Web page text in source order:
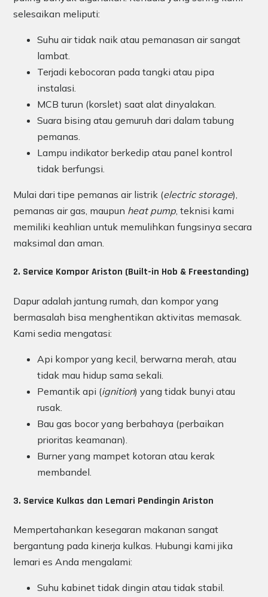
selesaikan meliputi:
Suhu air tidak naik atau pemanasan air sangat
lambat.
Terjadi kebocoran pada tangki atau pipa
instalasi.
MCB turun (korslet) saat alat dinyalakan.
Suara bising atau gemuruh dari dalam tabung
pemanas.
Lampu indikator berkedip atau panel kontrol
tidak berfungsi.
Mulai dari tipe pemanas air listrik (electric storage),
pemanas air gas, maupun heat pump, teknisi kami
memiliki keahlian untuk memulihkan fungsinya secara
maksimal dan aman.
2. Service Kompor Ariston (Built-in Hob & Freestanding)
Dapur adalah jantung rumah, dan kompor yang
bermasalah bisa menghentikan aktivitas memasak.
Kami sedia mengatasi:
Api kompor yang kecil, berwarna merah, atau
tidak mau hidup sama sekali.
Pemantik api (ignition) yang tidak bunyi atau
rusak.
Bau gas bocor yang berbahaya (perbaikan
prioritas keamanan).
Burner yang mampet kotoran atau kerak
membandel.
3. Service Kulkas dan Lemari Pendingin Ariston
Mempertahankan kesegaran makanan sangat
bergantung pada kinerja kulkas. Hubungi kami jika
lemari es Anda mengalami:
Suhu kabinet tidak dingin atau tidak stabil.